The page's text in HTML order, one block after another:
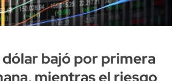
dólar bajó por primera
mientras el riesgo